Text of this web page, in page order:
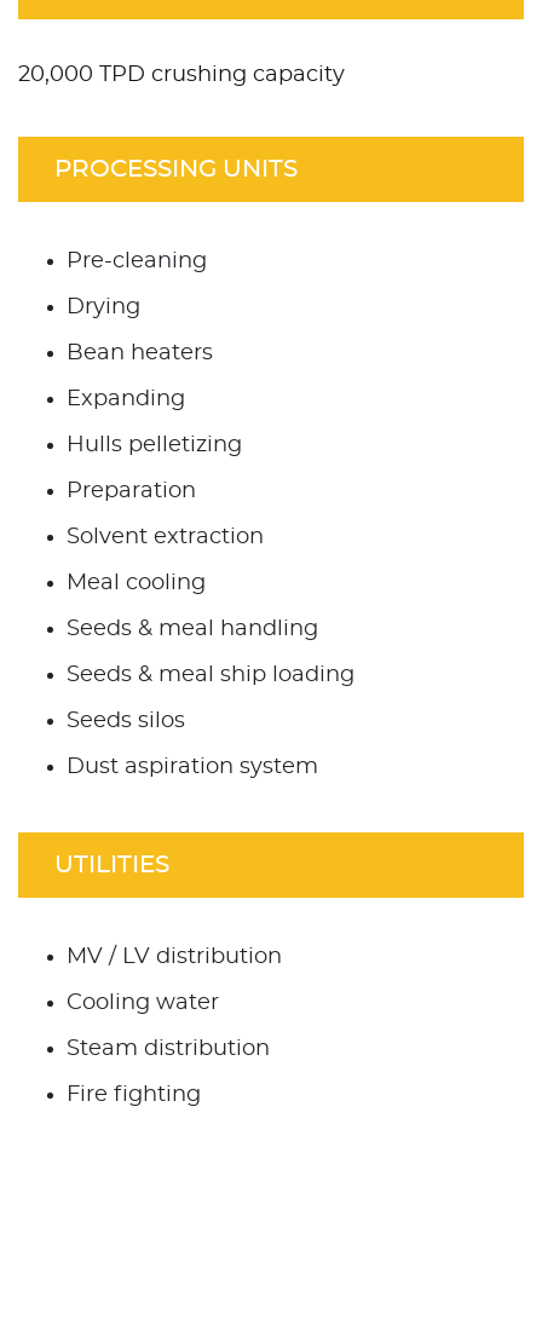
20,000 TPD crushing capacity
PROCESSING UNITS
Pre-cleaning
Drying
Bean heaters
Expanding
Hulls pelletizing
Preparation
Solvent extraction
Meal cooling
Seeds & meal handling
Seeds & meal ship loading
Seeds silos
Dust aspiration system
UTILITIES
MV / LV distribution
Cooling water
Steam distribution
Fire fighting